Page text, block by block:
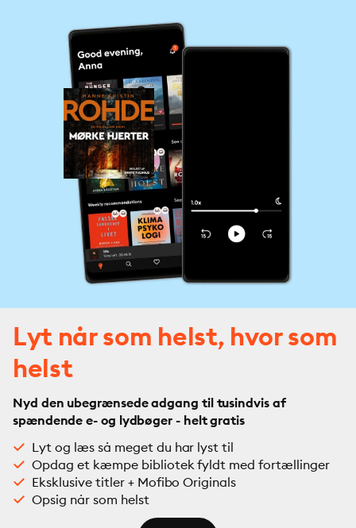
Lyt når som helst, hvor som
helst
Nyd den ubegrænsede adgang til tusindvis af
spændende e- og lydbøger - helt gratis
Lyt og læs så meget du har lyst til
Opdag et kæmpe bibliotek fyldt med fortællinger
Eksklusive titler + Mofibo Originals
Opsig når som helst